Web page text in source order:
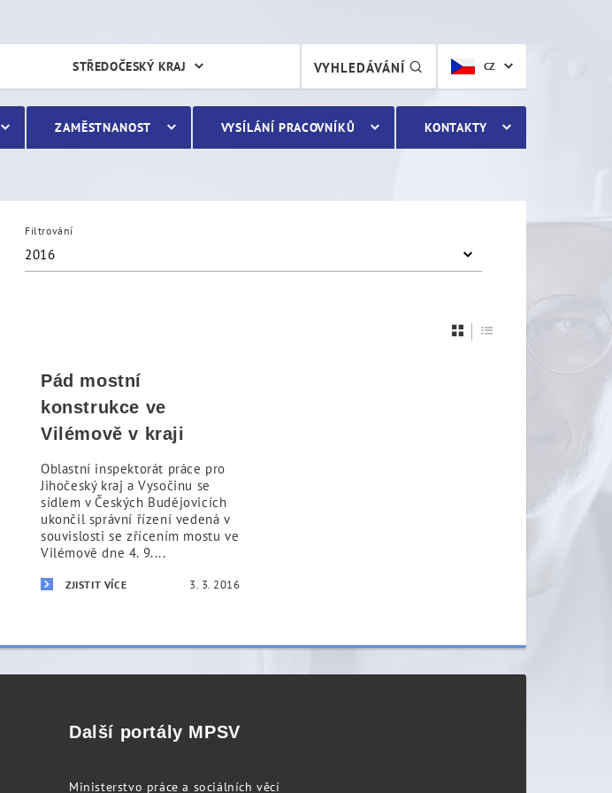
CZ
VYHLEDÁVÁNÍ
STŘEDOČESKÝ KRAJ
ZAMĚSTNANOST VYSÍLÁNÍ PRACOVNÍKŮ KONTAKTY
Filtrování
2016
Pád mostní
konstrukce ve
Vilémově v kraji
Vysočina
Oblastní inspektorát práce pro
Jihočeský kraj a Vysočinu se
sídlem v Českých Budějovicích
ukončil správní řízení vedená v
souvislosti se zřícením mostu ve
Vilémově dne 4. 9....
ZJISTIT VÍCE 3. 3. 2016
Další portály MPSV
Ministerstvo práce a sociálních věcí